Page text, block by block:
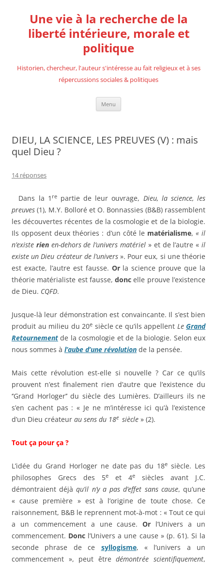
contenuUne vie à la recherche de la
liberté intérieure, morale et
politique
Historien, chercheur, l'auteur s'intéresse au fait religieux et à ses
répercussions sociales & politiques
Menu
DIEU, LA SCIENCE, LES PREUVES (V) : mais
quel Dieu ?
14 réponses
Dans la 1 repartie de leur ouvrage, Dieu, la science, les
preuves (1), M.Y. Bolloré et O. Bonnassies (B&B) rassemblent
les découvertes récentes de la cosmologie et de la biologie.
Ils opposent deux théories : d’un côté le matérialisme, « il
n’existe rienen-dehors de l’univers matériel » et de l’autre «il
existe un Dieu créateur de l’univers». Pour eux, si une théorie
est exacte, l’autre est fausse. Orla science prouve que la
théorie matérialiste est fausse,donc elle prouve l’existence
de Dieu. CQFD.
Jusque-là leur démonstration est convaincante. Il s’est bien
produit au milieu du 20e siècle ce qu’ils appellent Le Grand
Retournement de la cosmologie et de la biologie. Selon eux
nous sommes à l’aube d’une révolution de la pensée.
Mais cette révolution est-elle si nouvelle ? Car ce qu’ils
prouvent n’est finalement rien d’autre que l’existence du
‘’Grand Horloger’’ du siècle des Lumières. D’ailleurs ils ne
s’en cachent pas : « Je ne m’intéresse ici qu’à l’existence
d’un Dieu créateur au sens du 18e siècle » (2).
Tout ça pour ça ?
L’idée du Grand Horloger ne date pas du 18e siècle. Les
philosophes Grecs des 5e et 4e
siècles avant J.C.
démontraient déjàqu’il n’y a pas d’effet sans cause, qu’une
« cause première » est à l’origine de toute chose. Ce
raisonnement, B&B le reprennent mot-à-mot : « Tout ce qui
a un commencement a une cause.Or l’Univers a un
commencement. Donc l’Univers a une cause » (p. 61). Si la
seconde phrase de ce syllogisme, « l’univers a un
commencement », peut êtredémontrée scientifiquement,